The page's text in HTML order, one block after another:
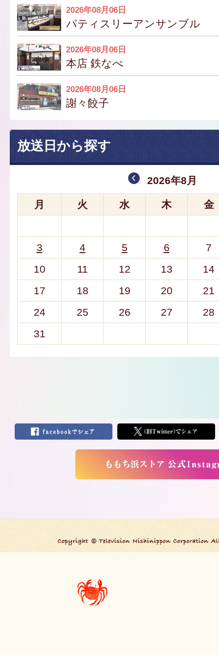
2026年08月06日
パティスリーアンサンブル
2026年08月06日
本店 鉄なべ
2026年08月06日
謝々餃子
放送日から探す
2026年8月
月 火 水 木 金
3 4 5 6
7
10
11 12 13
14
17
18 19 20
21
24
25 26 27
28
31